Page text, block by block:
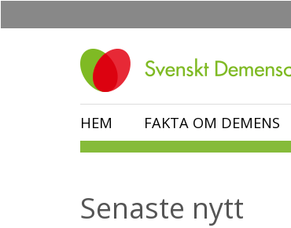
HEM FAKTA OM DEMENS
Senaste nytt